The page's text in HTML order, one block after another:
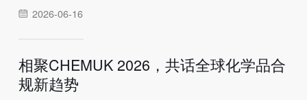
2026-06-16
相聚CHEMUK 2026，共话全球化学品合
规新趋势